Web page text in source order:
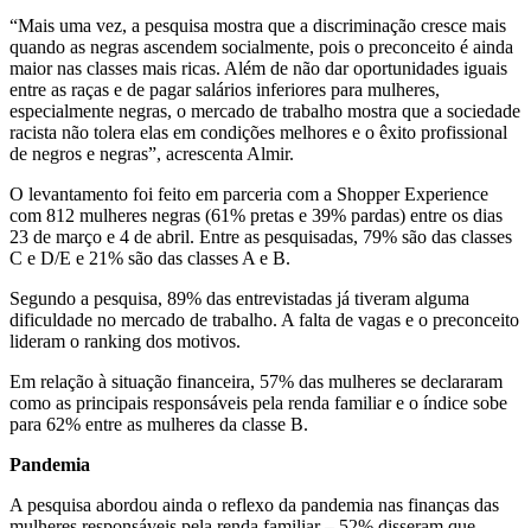
“Mais uma vez, a pesquisa mostra que a discriminação cresce mais
quando as negras ascendem socialmente, pois o preconceito é ainda
maior nas classes mais ricas. Além de não dar oportunidades iguais
entre as raças e de pagar salários inferiores para mulheres,
especialmente negras, o mercado de trabalho mostra que a sociedade
racista não tolera elas em condições melhores e o êxito profissional
de negros e negras”, acrescenta Almir.
O levantamento foi feito em parceria com a Shopper Experience
com 812 mulheres negras (61% pretas e 39% pardas) entre os dias
23 de março e 4 de abril. Entre as pesquisadas, 79% são das classes
C e D/E e 21% são das classes A e B.
Segundo a pesquisa, 89% das entrevistadas já tiveram alguma
dificuldade no mercado de trabalho. A falta de vagas e o preconceito
lideram o ranking dos motivos.
Em relação à situação financeira, 57% das mulheres se declararam
como as principais responsáveis pela renda familiar e o índice sobe
para 62% entre as mulheres da classe B.
Pandemia
A pesquisa abordou ainda o reflexo da pandemia nas finanças das